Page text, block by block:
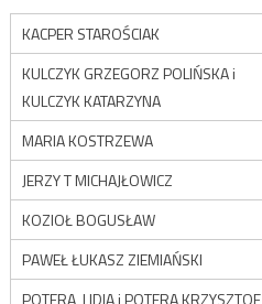
KACPER STAROŚCIAK
KULCZYK GRZEGORZ POLIŃSKA i
KULCZYK KATARZYNA
MARIA KOSTRZEWA
JERZY T MICHAJŁOWICZ
KOZIOŁ BOGUSŁAW
PAWEŁ ŁUKASZ ZIEMIAŃSKI
POTERA LIDIA i POTERA KRZYSZTOF